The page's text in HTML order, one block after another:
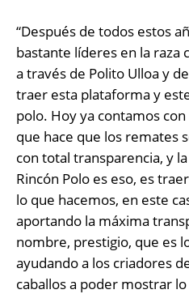
“Después de todos estos
bastante líderes en la raza
a través de Polito Ulloa y
traer esta plataforma y
polo. Hoy ya contamos
que hace que los remates
con total transparencia, y
Rincón Polo es eso, es
lo que hacemos, en este
aportando la máxima
nombre, prestigio, que es
ayudando a los criadores
caballos a poder mostrar